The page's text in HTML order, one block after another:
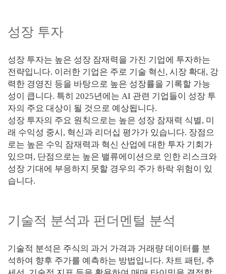
성장 투자
성장 투자는 높은 성장 잠재력을 가진 기업에 투자하는
전략입니다. 이러한 기업은 주로 기술 혁신, 시장 확대, 강
력한 경영진 등을 바탕으로 높은 성장률을 기록할 가능
성이 큽니다. 특히 2025년에는 AI 관련 기업들이 성장 투
자의 주요 대상이 될 것으로 예상됩니다.
성장 투자의 주요 원칙으로는 높은 성장 잠재력 식별, 미
래 수익성 중시, 혁신과 리더십 평가가 있습니다. 장점으
로는 높은 수익 잠재력과 혁신 산업에 대한 투자 기회가
있으며, 단점으로는 높은 밸류에이션으로 인한 리스크와
성장 기대에 부응하지 못할 경우의 주가 하락 위험이 있
습니다.
기술적 분석과 펀더멘털 분석
기술적 분석은 주식의 과거 가격과 거래량 데이터를 분
석하여 향후 주가를 예측하는 방법입니다. 차트 패턴, 추